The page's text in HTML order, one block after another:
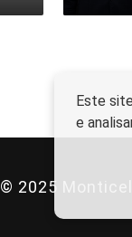
Este
e
© 2025